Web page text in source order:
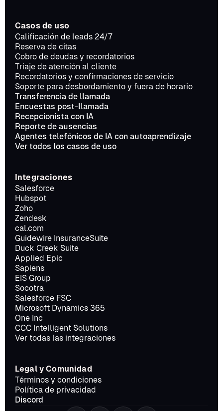
Casos de uso
Calificación de leads 24/7
Reserva de citas
Cobro de deudas y recordatorios
Triaje de atención al cliente
Recordatorios y confirmaciones de servicio
Soporte para desbordamiento y fuera de horario
Transferencia de llamada
Encuestas post-llamada
Recepcionista con IA
Reporte de ausencias
Agentes telefónicos de IA con autoaprendizaje
Ver todos los casos de uso
Integraciones
Salesforce
Hubspot
Zoho
Zendesk
cal.com
Guidewire InsuranceSuite
Duck Creek Suite
Applied Epic
Sapiens
EIS Group
Socotra
Salesforce FSC
Microsoft Dynamics 365
One Inc
CCC Intelligent Solutions
Ver todas las integraciones
Legal y Comunidad
Términos y condiciones
Política de privacidad
Discord